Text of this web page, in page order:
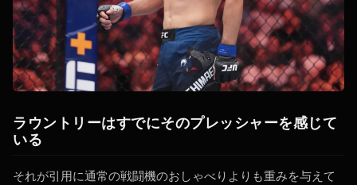
ラウントリーはすでにそのプレッシャーを感じて
いる
それが引用に通常の戦闘機のおしゃべりよりも重みを与えて